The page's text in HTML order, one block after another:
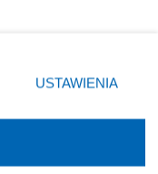
prywatności
zgody
się takiemu
zastosowania tylko
USTAWIENIA